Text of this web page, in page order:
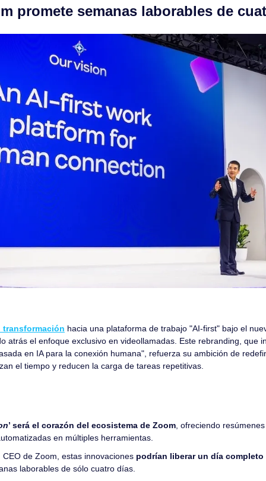
promete semanas laborables de
transformación hacia una plataforma de trabajo "AI-first" bajo el
atrás el enfoque exclusivo en videollamadas. Este rebranding, que
en IA para la conexión humana", refuerza su ambición de
el tiempo y reducen la carga de tareas repetitivas.
’ será el corazón del ecosistema de Zoom , ofreciendo
en múltiples herramientas.
CEO de Zoom, estas innovaciones podrían liberar un día completo
laborables de sólo cuatro días.